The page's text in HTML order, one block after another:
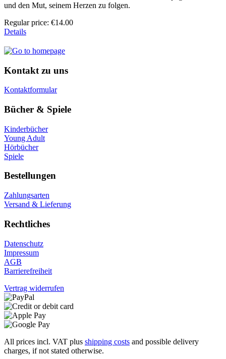
und den Mut, seinem Herzen zu folgen.
Regular price: €14.00
Details
Kontakt zu uns
Kontaktformular
Bücher & Spiele
Kinderbücher
Young Adult
Hörbücher
Spiele
Bestellungen
Zahlungsarten
Versand & Lieferung
Rechtliches
Datenschutz
Impressum
AGB
Barrierefreiheit
Vertrag widerrufen
All prices incl. VAT plus shipping costs and possible delivery
charges, if not stated otherwise.